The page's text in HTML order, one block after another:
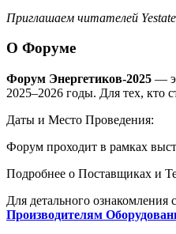
Приглашаем читателей
О Форуме
Форум Энергетиков-2025 —
2025–2026 годы. Для тех, кто
Даты и Место Проведения:
Форум проходит в рамках
Подробнее о Поставщиках и
Для детального
Производителям